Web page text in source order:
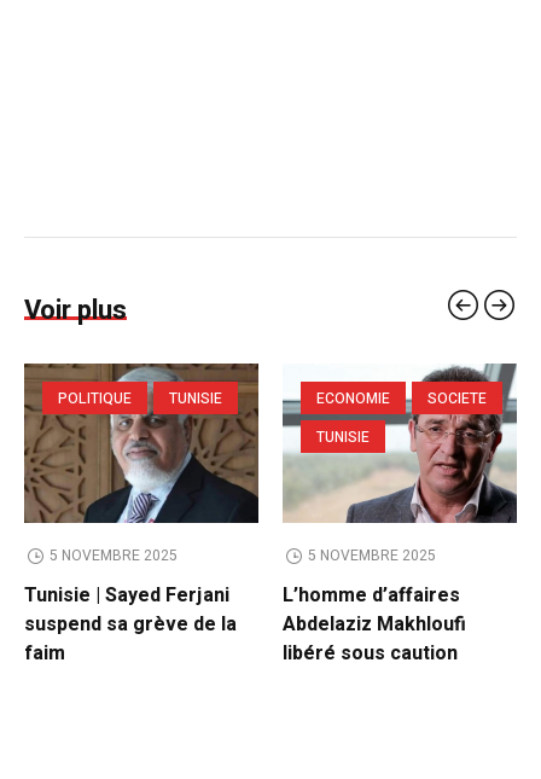
Voir plus
POLITIQUE TUNISIE
5 NOVEMBRE 2025
Tunisie | Sayed Ferjani
suspend sa grève de la
faim
ECONOMIE
SOCIETE
TUNISIE
5 NOVEMBRE 2025
L’homme d’affaires
Abdelaziz Makhloufi
libéré sous caution